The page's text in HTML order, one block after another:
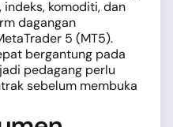
indeks, komoditi, dan
dagangan
5 (MT5).
bergantung pada
pedagang perlu
sebelum membuka